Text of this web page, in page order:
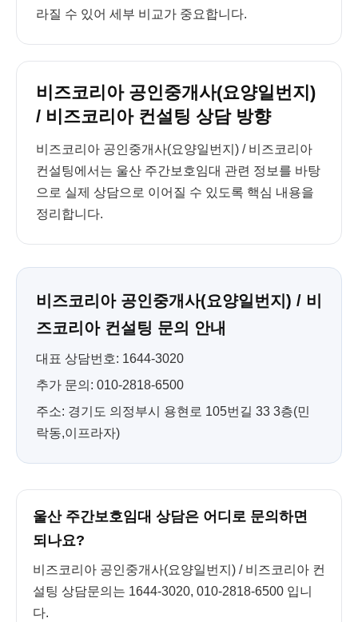
라질 수 있어 세부 비교가 중요합니다.
비즈코리아 공인중개사(요양일번지)
/ 비즈코리아 컨설팅 상담 방향
비즈코리아 공인중개사(요양일번지) / 비즈코리아
컨설팅에서는 울산 주간보호임대 관련 정보를 바탕
으로 실제 상담으로 이어질 수 있도록 핵심 내용을
정리합니다.
비즈코리아 공인중개사(요양일번지) / 비
즈코리아 컨설팅 문의 안내
대표 상담번호: 1644-3020
추가 문의: 010-2818-6500
주소: 경기도 의정부시 용현로 105번길 33 3층(민
락동,이프라자)
울산 주간보호임대 상담은 어디로 문의하면
되나요?
비즈코리아 공인중개사(요양일번지) / 비즈코리아 컨
설팅 상담문의는 1644-3020, 010-2818-6500 입니
다.